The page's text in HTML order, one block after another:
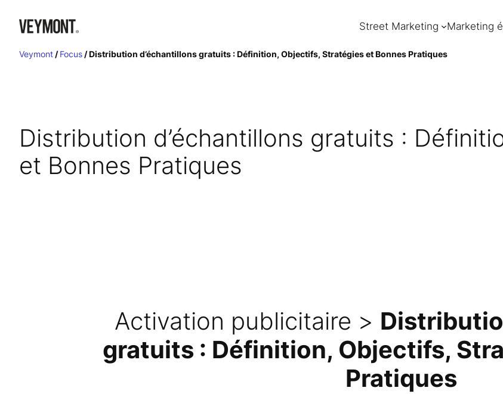
Street Marketing Marketing
Veymont /Focus /Distribution d’échantillons gratuits : Définition, Objectifs, Stratégies et Bonnes Pratiques
Distribution d’échantillons gratuits :
et Bonnes Pratiques
Activation publicitaire >
gratuits : Définition, Objectifs,
Pratiques